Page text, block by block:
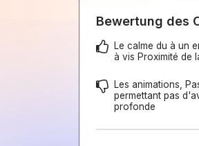
Bewertung des
Le calme du à un
à vis Proximité de
Les animations,
permettant pas
profonde